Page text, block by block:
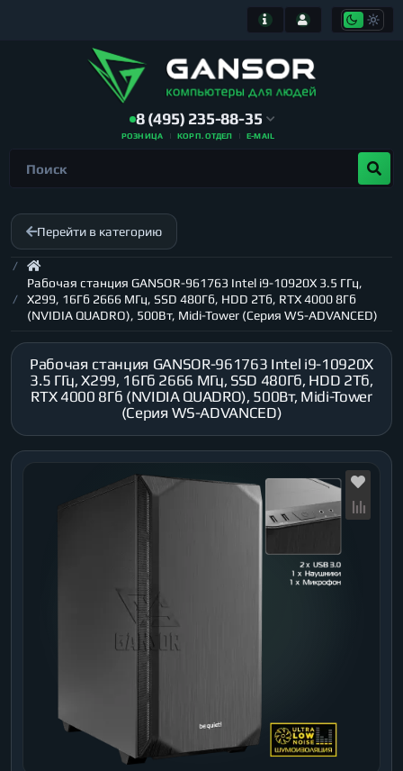
8 (495) 235-88-35
РОЗНИЦА КОРП. ОТДЕЛ E-MAIL
Перейти в категорию
Рабочая станция GANSOR-961763 Intel i9-10920X 3.5 ГГц,
X299, 16Гб 2666 МГц, SSD 480Гб, HDD 2Тб, RTX 4000 8Гб
(NVIDIA QUADRO), 500Вт, Midi-Tower (Серия WS-ADVANCED)
Рабочая станция GANSOR-961763 Intel i9-10920X
3.5 ГГц, X299, 16Гб 2666 МГц, SSD 480Гб, HDD 2Тб,
RTX 4000 8Гб (NVIDIA QUADRO), 500Вт, Midi-Tower
(Серия WS-ADVANCED)